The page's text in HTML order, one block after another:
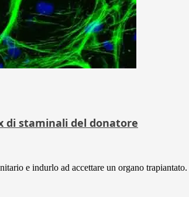
staminali del donatore
e indurlo ad accettare un organo